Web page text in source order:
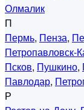
Олмалик
П
Пермь, Пенза,
Петропавловск-
Псков, Пушкино,
Павлодар,
Р